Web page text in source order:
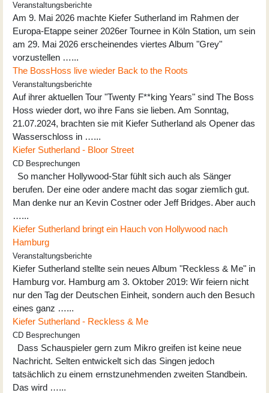
Veranstaltungsberichte
Am 9. Mai 2026 machte Kiefer Sutherland im Rahmen der
Europa-Etappe seiner 2026er Tournee in Köln Station, um sein
am 29. Mai 2026 erscheinendes viertes Album "Grey"
vorzustellen …...
The BossHoss live wieder Back to the Roots
Veranstaltungsberichte
Auf ihrer aktuellen Tour "Twenty F**king Years" sind The Boss
Hoss wieder dort, wo ihre Fans sie lieben. Am Sonntag,
21.07.2024, brachten sie mit Kiefer Sutherland als Opener das
Wasserschloss in …...
Kiefer Sutherland - Bloor Street
CD Besprechungen
So mancher Hollywood-Star fühlt sich auch als Sänger
berufen. Der eine oder andere macht das sogar ziemlich gut.
Man denke nur an Kevin Costner oder Jeff Bridges. Aber auch
…...
Kiefer Sutherland bringt ein Hauch von Hollywood nach
Hamburg
Veranstaltungsberichte
Kiefer Sutherland stellte sein neues Album "Reckless & Me" in
Hamburg vor. Hamburg am 3. Oktober 2019: Wir feiern nicht
nur den Tag der Deutschen Einheit, sondern auch den Besuch
eines ganz …...
Kiefer Sutherland - Reckless & Me
CD Besprechungen
Dass Schauspieler gern zum Mikro greifen ist keine neue
Nachricht. Selten entwickelt sich das Singen jedoch
tatsächlich zu einem ernstzunehmenden zweiten Standbein.
Das wird …...